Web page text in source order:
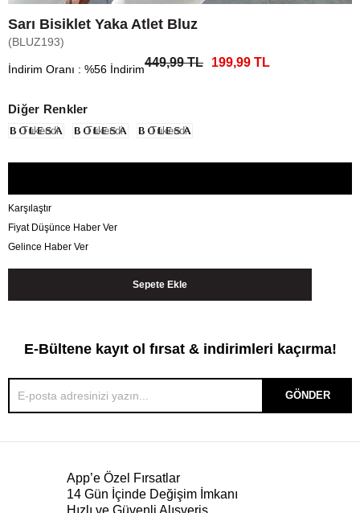
Sarı Bisiklet Yaka Atlet Bluz
(BLUZ193)
İndirim Oranı : %56 İndirim449,99 TL 199,99 TL
Diğer Renkler
Tükendi Tükendi Tükendi
Karşılaştır
Fiyat Düşünce Haber Ver
Gelince Haber Ver
E-Bültene kayıt ol fırsat & indirimleri kaçırma!
GÖNDER
App’e Özel Fırsatlar
14 Gün İçinde Değişim İmkanı
Hızlı ve Güvenli Alışveriş